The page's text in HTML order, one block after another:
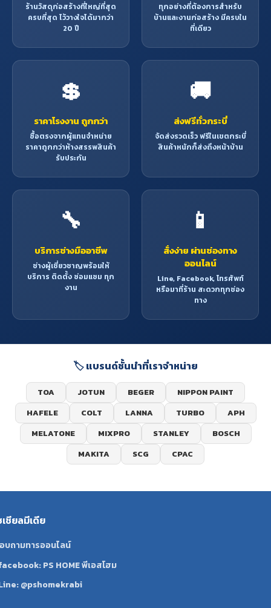
ร้านวัสดุก่อสร้างที่ใหญ่ที่สุด
ครบที่สุด ไว้วางใจได้มากว่า
20 ปี
ทุกอย่างที่ต้องการสำหรับ
บ้านและงานก่อสร้าง มีครบใน
ที่เดียว
💲
ราคาโรงงาน ถูกกว่า
ซื้อตรงจากผู้แทนจำหน่าย
ราคาถูกกว่าห้างสรรพสินค้า
รับประกัน
🚚
ส่งฟรีทั่วกระบี่
จัดส่งรวดเร็ว ฟรีในเขตกระบี่
สินค้าหนักก็ส่งถึงหน้าบ้าน
🔧
บริการช่างมืออาชีพ
ช่างผู้เชี่ยวชาญพร้อมให้
บริการ ติดตั้ง ซ่อมแซม ทุก
งาน
📱
สั่งง่าย ผ่านช่องทาง
ออนไลน์
Line, Facebook, โทรศัพท์
หรือมาที่ร้าน สะดวกทุกช่อง
ทาง
🏷️ แบรนด์ชั้นนำที่เราจำหน่าย
TOA JOTUN BEGER
NIPPON PAINT
HAFELE
COLT LANNA TURBO
APH
MELATONE
MIXPRO STANLEY
BOSCH
MAKITA
SCG CPAC
เชียลมีเดีย
บถามทารออนไลน์
PS HOME พีเอสโฮม
@pshomekrabi